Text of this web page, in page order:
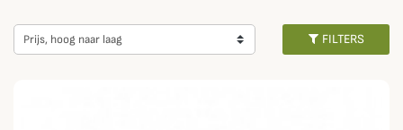
Prijs, hoog naar laag FILTERS